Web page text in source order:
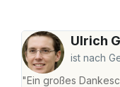
Ulrich
ist nach
"Ein großes